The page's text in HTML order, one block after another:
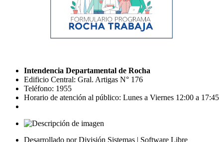
Intendencia Departamental de Rocha
Edificio Central: Gral. Artigas N° 176
Teléfono: 1955
Horario de atención al público: Lunes a Viernes 12:00 a 17:45
Desarrollado por División Sistemas | Software Libre